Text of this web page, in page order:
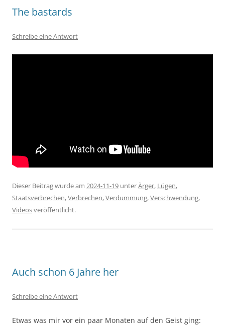
The bastards
Schreibe eine Antwort
Dieser Beitrag wurde am 2024-11-19 unterÄrger, Lügen,
Staatsverbrechen,Verbrechen,Verdummung,Verschwendung,
Videosveröffentlicht.
Auch schon 6 Jahre her
Schreibe eine Antwort
Etwas was mir vor ein paar Monaten auf den Geist ging: